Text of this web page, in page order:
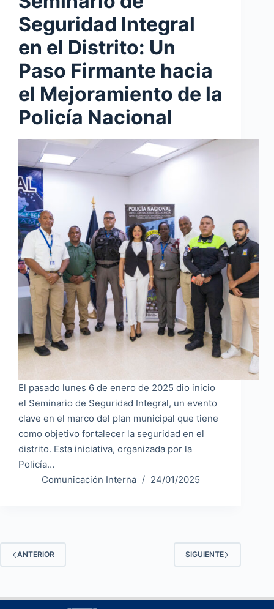
Seguridad Integral
en el Distrito: Un
Paso Firmante hacia
el Mejoramiento de la
Policía Nacional
El pasado lunes 6 de enero de 2025 dio inicio
el Seminario de Seguridad Integral, un evento
clave en el marco del plan municipal que tiene
como objetivo fortalecer la seguridad en el
distrito. Esta iniciativa, organizada por la
Policía…
Comunicación Interna
24/01/2025
ANTERIOR SIGUIENTE